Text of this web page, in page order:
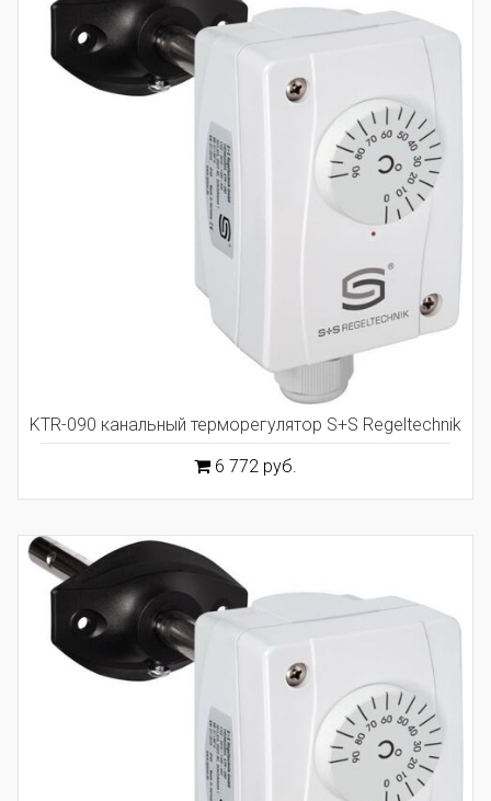
KTR-090 канальный терморегулятор S+S Regeltechnik
6 772 руб.